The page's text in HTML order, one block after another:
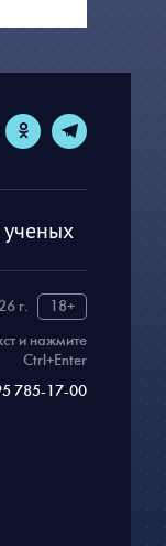
г.
18+
и нажмите
Ctrl+Enter
785-17-00